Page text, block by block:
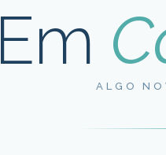
Em
ALGO